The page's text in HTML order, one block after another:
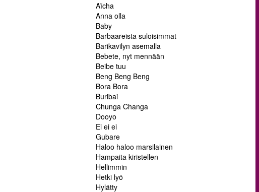
Aïcha
Anna olla
Baby
Barbaareista suloisimmat
Barikavilyn asemalla
Bebete, nyt mennään
Beibe tuu
Beng Beng Beng
Bora Bora
Buribai
Chunga Changa
Dooyo
Ei ei ei
Gubare
Haloo haloo marsilainen
Hampaita kiristellen
Hellimmin
Hetki lyö
Hylätty